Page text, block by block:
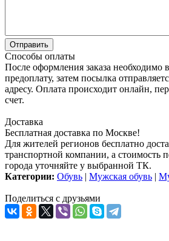
Способы оплаты
После оформления заказа необходимо
предоплату, затем посылка
адресу. Оплата происходит онлайн,
счет.
Доставка
Бесплатная доставка по Москве!
Для жителей регионов бесплатно
транспортной компании, а стоимость
города уточняйте у выбранной ТК.
Категории: Обувь | Мужская обувь |
Поделиться с друзьями